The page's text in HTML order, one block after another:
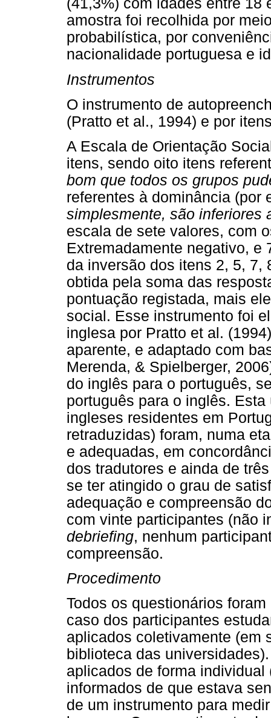
(41,3%) com idades entre 18
amostra foi recolhida por
probabilística, por
nacionalidade portuguesa e
Instrumentos
O instrumento de
(Pratto et al., 1994) e por
A Escala de Orientação
itens, sendo oito itens
bom que todos os grupos
referentes à dominância (por
simplesmente, são inferiores
escala de sete valores, com
Extremadamente negativo, e
da inversão dos itens 2, 5, 7,
obtida pela soma das
pontuação registada, mais
social. Esse instrumento foi
inglesa por Pratto et al.
aparente, e adaptado com
Merenda, & Spielberger,
do inglês para o português,
português para o inglês.
ingleses residentes em
retraduzidas) foram, numa
e adequadas, em
dos tradutores e ainda de
se ter atingido o grau de
adequação e compreensão
com vinte participantes (não
debriefing, nenhum
compreensão.
Procedimento
Todos os questionários
caso dos participantes
aplicados coletivamente (em
biblioteca das
aplicados de forma
informados de que estava
de um instrumento para